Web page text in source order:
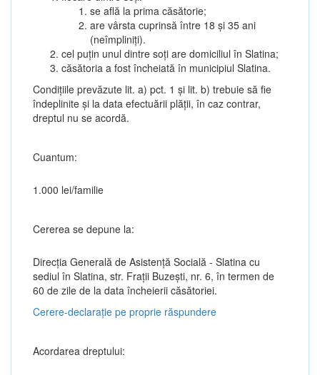
se află la prima căsătorie;
are vârsta cuprinsă între 18 și 35 ani
(neîmpliniți).
cel puțin unul dintre soți are domiciliul în Slatina;
căsătoria a fost încheiată în municipiul Slatina.
Condițiile prevăzute lit. a) pct. 1 și lit. b) trebuie să fie
îndeplinite și la data efectuării plății, în caz contrar,
dreptul nu se acordă.
Cuantum:
1.000 lei/familie
Cererea se depune la:
Direcția Generală de Asistenţă Socială - Slatina cu
sediul în Slatina, str. Fraţii Buzeşti, nr. 6, în termen de
60 de zile de la data încheierii căsătoriei.
Cerere-declarație pe proprie răspundere
Acordarea dreptului: